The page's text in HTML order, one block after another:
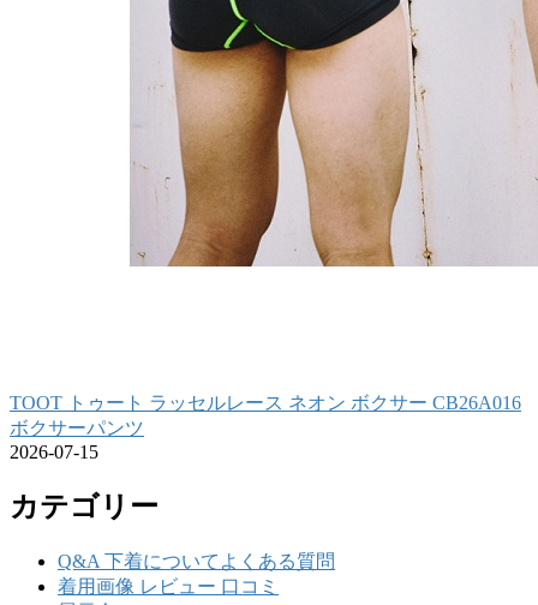
TOOT トゥート ラッセルレース ネオン ボクサー CB26A016
ボクサーパンツ
2026-07-15
カテゴリー
Q&A 下着についてよくある質問
着用画像 レビュー 口コミ